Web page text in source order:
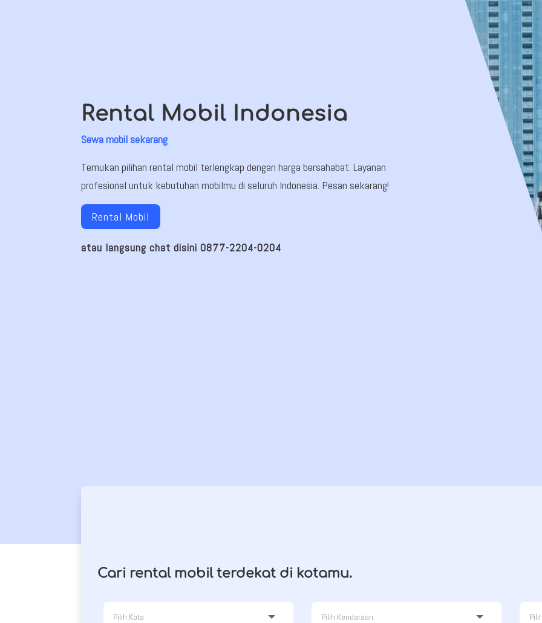
Rental Mobil Indonesia
Sewa mobil sekarang
Temukan pilihan rental mobil terlengkap dengan harga bersahabat. Layanan
profesional untuk kebutuhan mobilmu di seluruh Indonesia. Pesan sekarang!
Rental Mobil
atau langsung chat disini 0877-2204-0204
Cari rental mobil terdekat di kotamu.